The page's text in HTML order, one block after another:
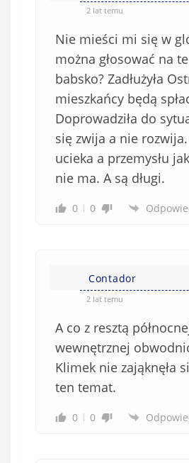
2 lat temu
Nie mieści mi się w
można głosować na
babsko? Zadłużyła
mieszkańcy będą
Doprowadziła do
się zwija a nie rozwija.
ucieka a przemysłu
nie ma. A są długi.
0 0
Contador
2 lat temu
A co z resztą
wewnętrznej
Klimek nie zająknęła
ten temat.
0 0